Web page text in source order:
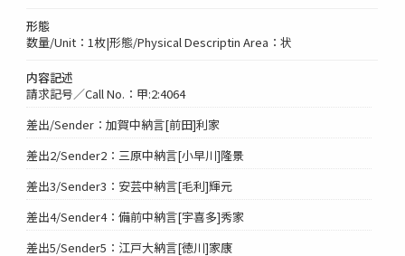
形態
数量/Unit：1枚|形態/Physical Descriptin Area：状
内容記述
請求記号／Call No.：甲:2:4064
差出/Sender：加賀中納言[前田]利家
差出2/Sender2：三原中納言[小早川]隆景
差出3/Sender3：安芸中納言[毛利]輝元
差出4/Sender4：備前中納言[宇喜多]秀家
差出5/Sender5：江戸大納言[徳川]家康